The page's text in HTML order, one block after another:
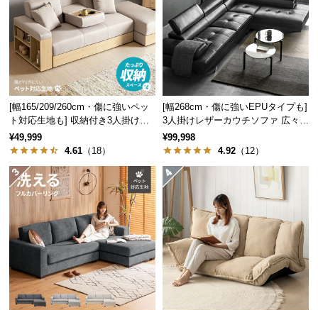
て
開
梱
設
置
サ
ー
ビ
に
つ
て
入
路
[幅165/209/260cm・傷に強いペッ
ト対応生地も] 収納付き3人掛け多
機能ソファ
¥49,999
4.61 （18）
[幅268cm・傷に強いEPUタイプも]
3人掛けレザーカウチソファ 広々設
計 高級感
¥99,998
4.92 （12）